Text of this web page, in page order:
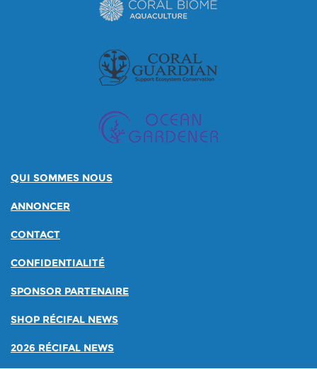
QUI SOMMES NOUS
ANNONCER
CONTACT
CONFIDENTIALITÉ
SPONSOR PARTENAIRE
SHOP RÉCIFAL NEWS
2026 RÉCIFAL NEWS